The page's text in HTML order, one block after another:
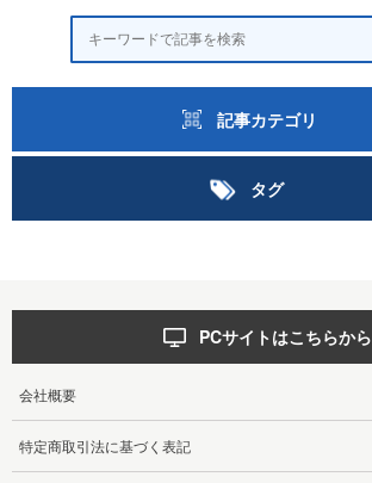
記事カテゴリ
タグ
PCサイトはこちらから
会社概要
特定商取引法に基づく表記